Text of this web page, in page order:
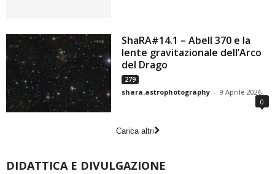
ShaRA#14.1 – Abell 370 e la
lente gravitazionale dell’Arco
del Drago
279
shara.astrophotography - 9 Aprile 2026
0
Carica altri
DIDATTICA E DIVULGAZIONE